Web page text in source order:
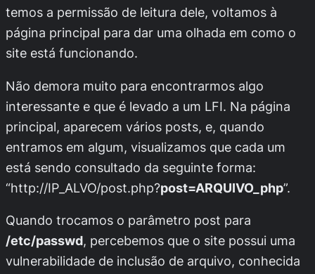
temos a permissão de leitura dele, voltamos à
página principal para dar uma olhada em como o
site está funcionando.
Não demora muito para encontrarmos algo
interessante e que é levado a um LFI. Na página
principal, aparecem vários posts, e, quando
entramos em algum, visualizamos que cada um
está sendo consultado da seguinte forma:
“http://IP_ALVO/post.php?post=ARQUIVO_php”.
Quando trocamos o parâmetro post para
/etc/passwd, percebemos que o site possui uma
vulnerabilidade de inclusão de arquivo, conhecida